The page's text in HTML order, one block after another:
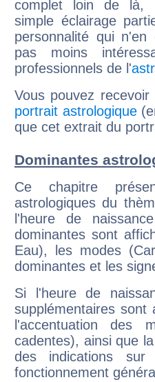
complet loin de là,
simple éclairage
personnalité qui n'en
pas moins
professionnels de l'
Vous pouvez
portrait astrologique
que cet extrait du
Dominantes
Ce chapitre
astrologiques du
l'heure de
dominantes sont
Eau), les modes
dominantes et les
Si l'heure de
supplémentaires sont
l'accentuation des
cadentes), ainsi que
des indications sur
fonctionnement